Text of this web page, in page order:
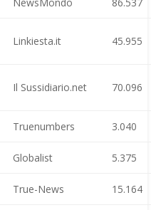
Linkiesta.it 45.955
Il Sussidiario.net 70.096
Truenumbers 3.040
Globalist 5.375
True-News 15.164